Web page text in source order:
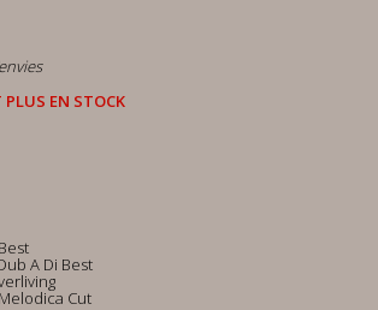
PLUS EN STOCK
A Di Best
Cut